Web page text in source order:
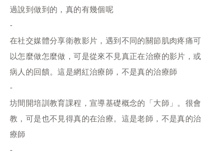
過說到做到的，真的有幾個呢
-
在社交媒體分享衛教影片，遇到不同的關節肌肉疼痛可
以怎麼做怎麼做，可是從來不見真正在治療的影片，或
病人的回饋。這是網紅治療師，不是真的治療師
-
坊間開培訓教育課程，宣導基礎概念的「大師」。很會
教，可是也不見得真的在治療。這是老師，不是真的治
療師
-